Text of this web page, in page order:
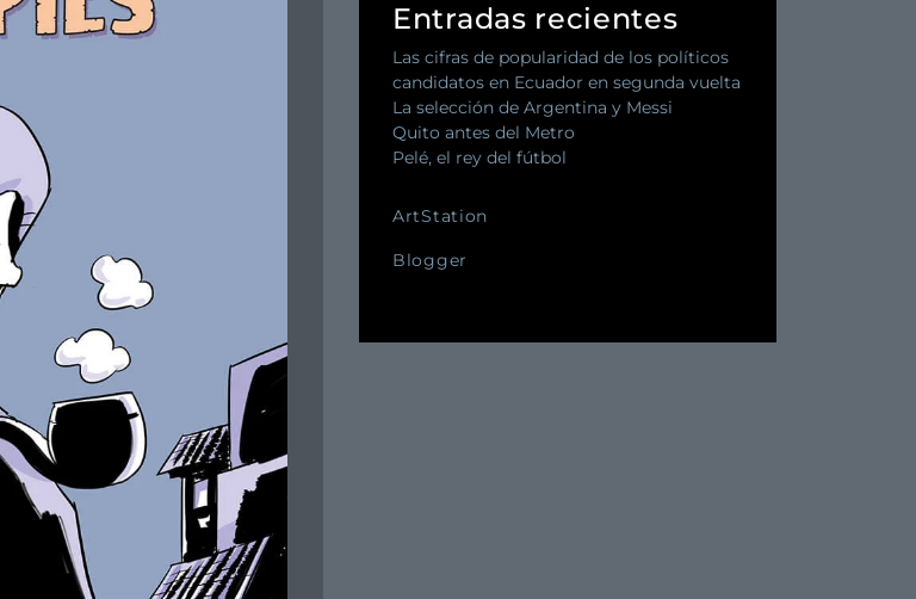
Entradas recientes
Las cifras de popularidad de los políticos
candidatos en Ecuador en segunda vuelta
La selección de Argentina y Messi
Quito antes del Metro
Pelé, el rey del fútbol
ArtStation
Blogger